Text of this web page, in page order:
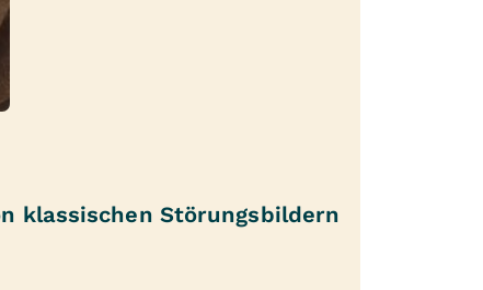
klassischen Störungsbildern